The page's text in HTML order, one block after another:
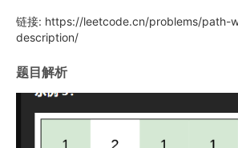
链接: https://leetcode.cn/problems/path-
description/
题目解析